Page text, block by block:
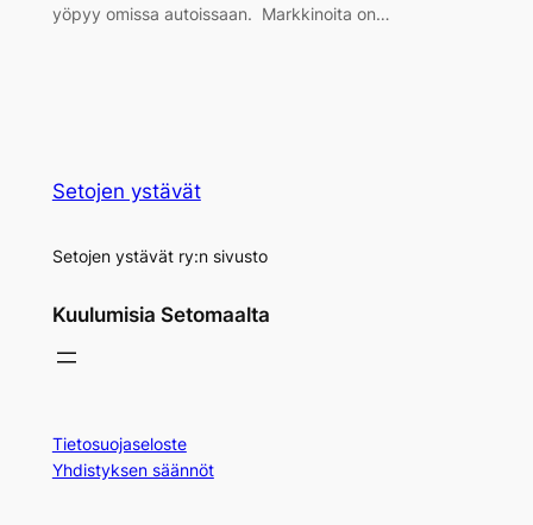
yöpyy omissa autoissaan. Markkinoita on…
Setojen ystävät
Setojen ystävät ry:n sivusto
Kuulumisia Setomaalta
Tietosuojaseloste
Yhdistyksen säännöt